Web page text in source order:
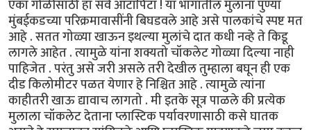
एका गोळीसाठी हा सर्व आटापिटा ! या भागातील मुलांना पुण्या
मुंबईकडच्या परिक्रमावासींनी बिघडवले आहे असे पालकांचे स्पष्ट मत
आहे . सतत गोळ्या खाऊन इथल्या मुलांचे दात कधी नव्हे ते किडू
लागले आहेत . त्यामुळे यांना शक्यतो चॉकलेट गोळ्या दिल्या नाही
पाहिजेत . परंतु असे जरी असले तरी देखील तुम्हाला बघून ही एक
दीड किलोमीटर पळत येणार हे निश्चित आहे . त्यामुळे त्यांना
काहीतरी खाऊ द्यावाच लागतो . मी इतके सूत्र पाळले की प्रत्येक
मुलाला चॉकलेट देताना प्लास्टिक पर्यावरणासाठी कसे घातक